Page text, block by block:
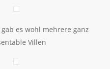
es wohl mehrere ganz
Villen